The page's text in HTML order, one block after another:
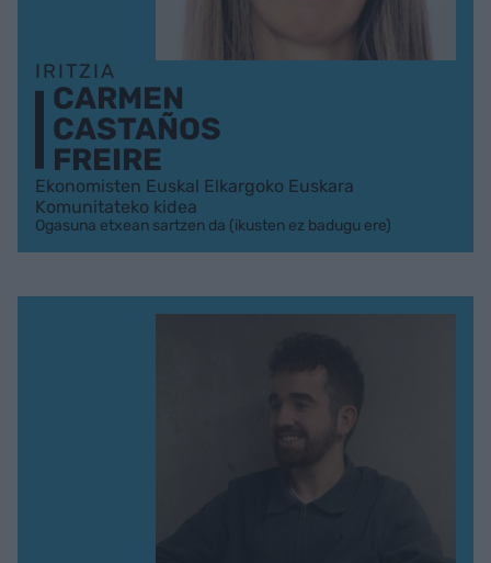
IRITZIA
CARMEN
CASTAÑOS
FREIRE
Ekonomisten Euskal Elkargoko Euskara
Komunitateko kidea
Ogasuna etxean sartzen da (ikusten ez badugu ere)